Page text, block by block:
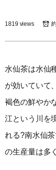
1819 views
水仙茶は水仙
が効いていて
褐色の鮮やか
江という川を
れる?南水仙
の生産量は多